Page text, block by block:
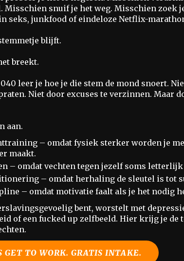
Misschien snuif je het weg. Misschien zoek
seks, junkfood of eindeloze Netflix-
blijft.
breekt.
leer je hoe je die stem de mond snoert.
Niet door excuses te verzinnen. Maar
aan.
– omdat fysiek sterker worden je
maakt.
– omdat vechten tegen jezelf soms letterlijk
– omdat herhaling de sleutel is tot
– omdat motivatie faalt als je het nodig
bent, worstelt met
of een fucked up zelfbeeld. Hier krijg je de
GET TO WORK. GRATIS INTAKE.